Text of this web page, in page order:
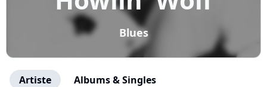
Blues
Artiste Albums & Singles